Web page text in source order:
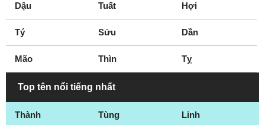
Dậu Tuất Hợi
Tý Sửu Dần
Mão Thìn Tỵ
Top tên nổi tiếng nhất
Thành Tùng Linh